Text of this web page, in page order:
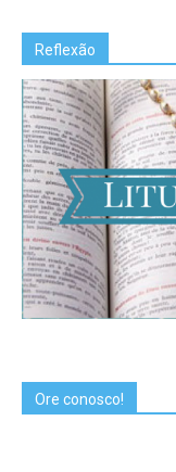
Reflexão
Ore conosco!